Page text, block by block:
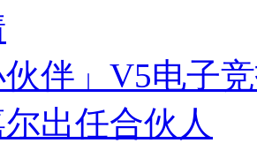
伙伴」V5电子
出任合伙人